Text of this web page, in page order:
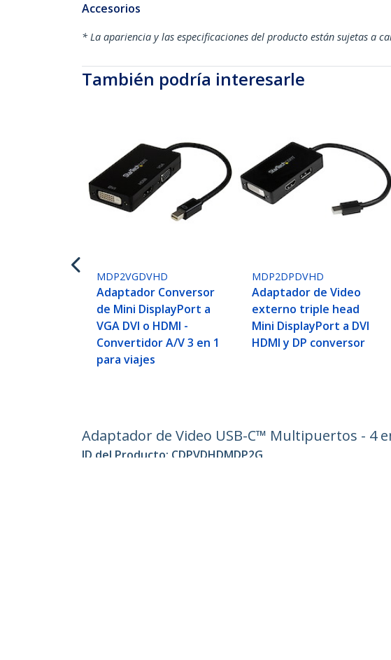
Accesorios
* La apariencia y las especificaciones del producto están sujetas a
También podría interesarle
MDP2VGDVHD
Adaptador Conversor
de Mini DisplayPort a
VGA DVI o HDMI -
Convertidor A/V 3 en 1
para viajes
MDP2DPDVHD
Adaptador de Video
externo triple head
Mini DisplayPort a DVI
HDMI y DP conversor
Adaptador de Video USB-C™ Multipuertos - 4
ID del Producto: CDPVDHDMDP2G